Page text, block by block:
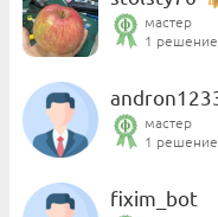
мастер
1
мастер
1
fixim_bot